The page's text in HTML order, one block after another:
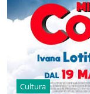
Cultura